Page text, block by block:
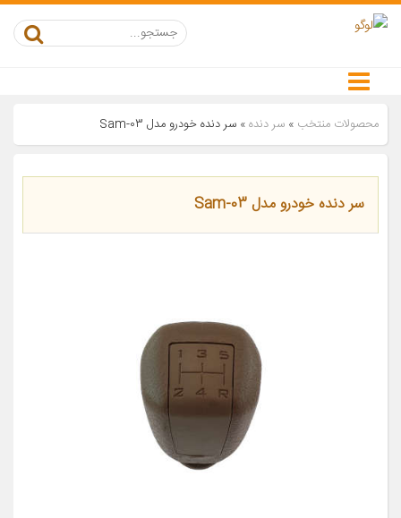
محصولات منتخب » سر دنده» سر دنده خودرو مدل Sam-03
سر دنده خودرو مدل Sam-03